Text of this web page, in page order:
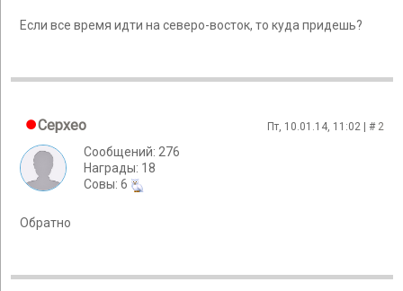
Если все время идти на северо-восток, то куда придешь?
Cepxeo Пт, 10.01.14, 11:02 | # 2
Сообщений: 276
Награды: 18
Cовы: 6
Обратно